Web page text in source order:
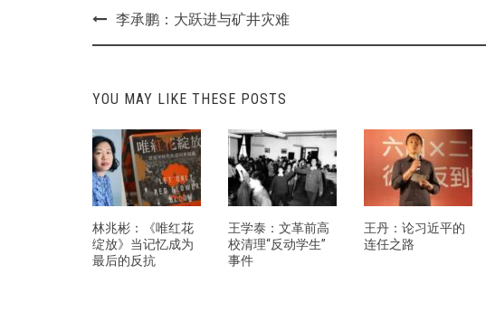
Post李承鹏：大跃进与矿井灾难
YOU MAY LIKE THESE POSTS
林兆彬：《唯红花
绽放》当记忆成为
最后的反抗
王学泰：文革前高
校清理“反动学生”
事件
王丹：论习近平的
连任之路